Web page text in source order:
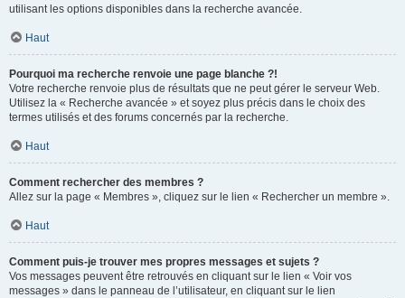
utilisant les options disponibles dans la recherche avancée.
Haut
Pourquoi ma recherche renvoie une page blanche ?!
Votre recherche renvoie plus de résultats que ne peut gérer le serveur Web.
Utilisez la « Recherche avancée » et soyez plus précis dans le choix des
termes utilisés et des forums concernés par la recherche.
Haut
Comment rechercher des membres ?
Allez sur la page « Membres », cliquez sur le lien « Rechercher un membre ».
Haut
Comment puis-je trouver mes propres messages et sujets ?
Vos messages peuvent être retrouvés en cliquant sur le lien « Voir vos
messages » dans le panneau de l’utilisateur, en cliquant sur le lien